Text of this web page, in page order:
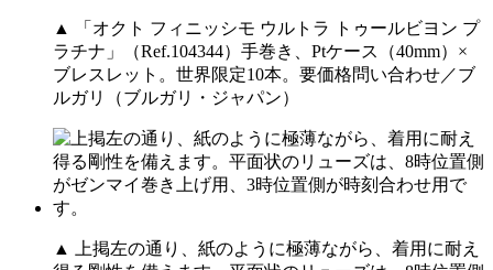
▲ 「オクト フィニッシモ ウルトラ トゥールビヨン プ
ラチナ」（Ref.104344）手巻き、Ptケース（40mm）×
ブレスレット。世界限定10本。要価格問い合わせ／ブ
ルガリ（ブルガリ・ジャパン）
▲ 上掲左の通り、紙のように極薄ながら、着用に耐え